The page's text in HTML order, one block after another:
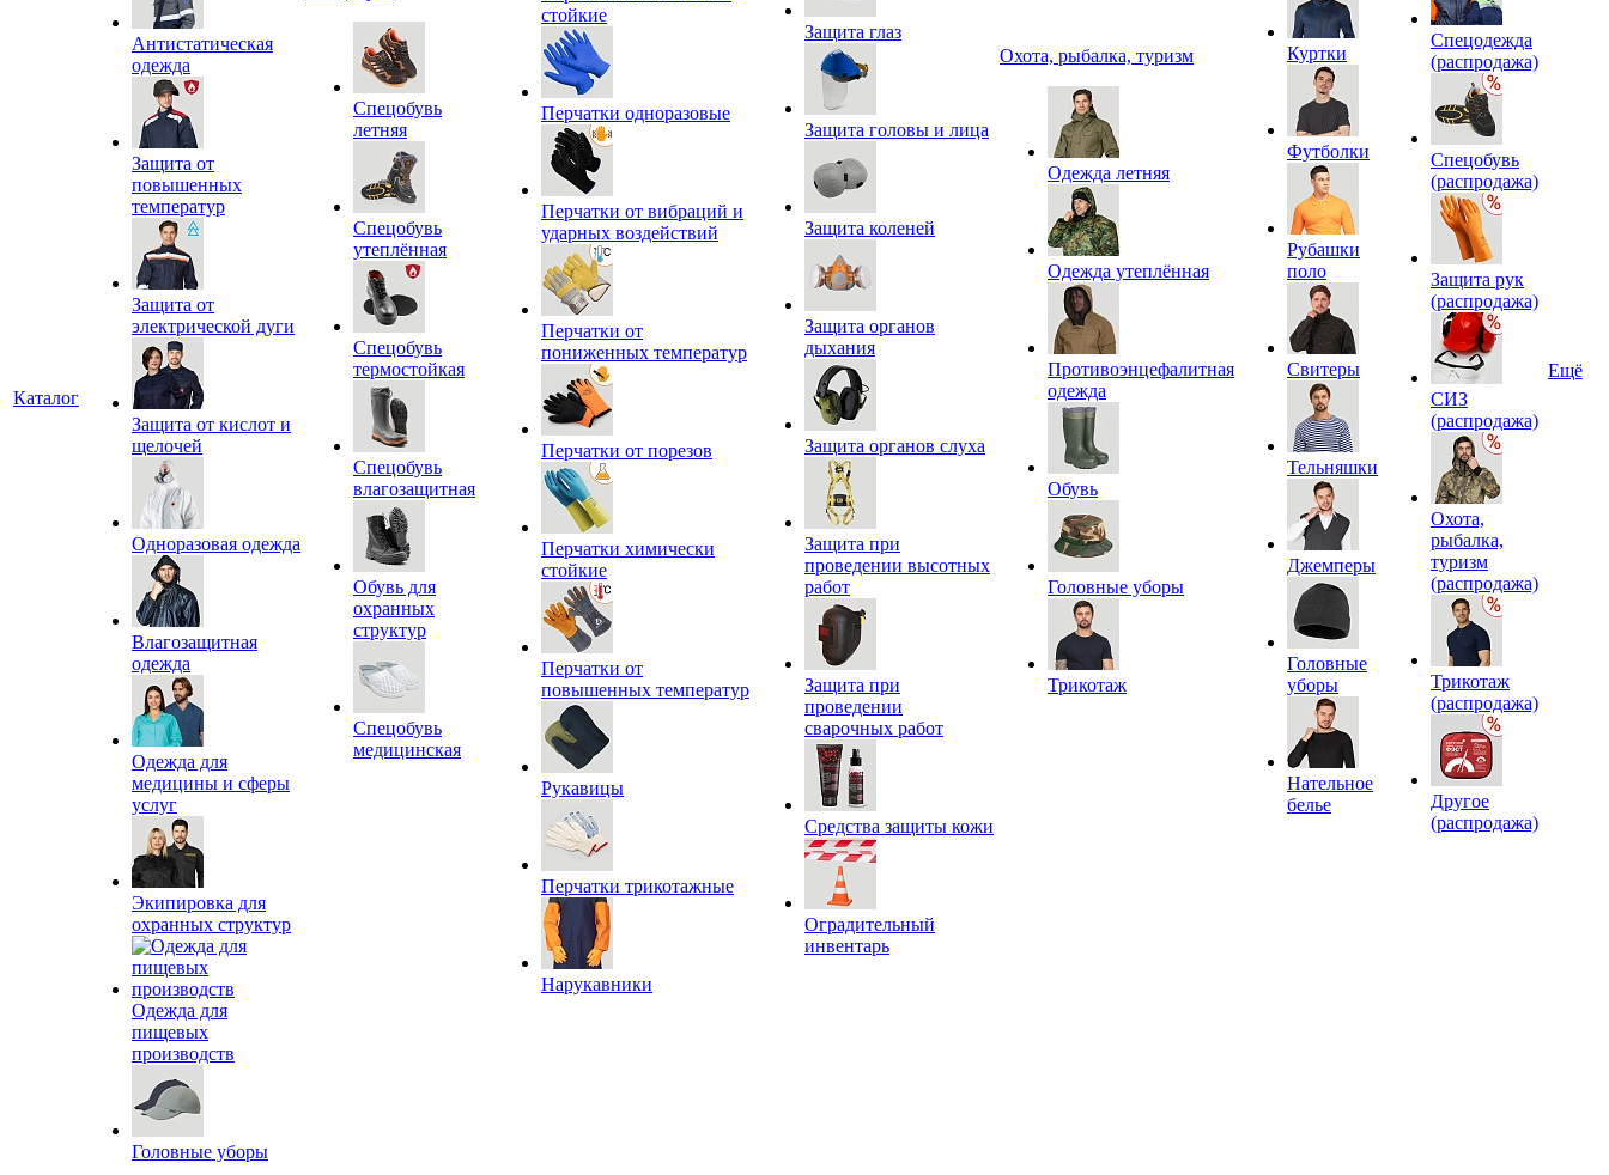
Каталог
Антистатическая
одежда
Защита от
повышенных
температур
Защита от
электрической дуги
Защита от кислот и
щелочей
Одноразовая одежда
Влагозащитная
одежда
Одежда для
медицины и сферы
услуг
Экипировка для
охранных структур
Одежда для
пищевых
производств
Головные уборы
Спецобувь
летняя
Спецобувь
утеплённая
Спецобувь
термостойкая
Спецобувь
влагозащитная
Обувь для
охранных
структур
Спецобувь
медицинская
стойкие
Перчатки одноразовые
Перчатки от вибраций и
ударных воздействий
Перчатки от
пониженных температур
Перчатки от порезов
Перчатки химически
стойкие
Перчатки от
повышенных температур
Рукавицы
Перчатки трикотажные
Нарукавники
Защита глаз
Защита головы и лица
Защита коленей
Защита органов
дыхания
Защита органов слуха
Защита при
проведении высотных
работ
Защита при
проведении
сварочных работ
Средства защиты кожи
Оградительный
инвентарь
Охота, рыбалка, туризм
Одежда летняя
Одежда утеплённая
Противоэнцефалитная
одежда
Обувь
Головные уборы
Трикотаж
Куртки
Футболки
Рубашки
поло
Свитеры
Тельняшки
Джемперы
Головные
уборы
Нательное
белье
Спецодежда
(распродажа)
Спецобувь
(распродажа)
Защита рук
(распродажа)
СИЗ
(распродажа)
Охота,
рыбалка,
туризм
(распродажа)
Трикотаж
(распродажа)
Другое
(распродажа)
Ещё